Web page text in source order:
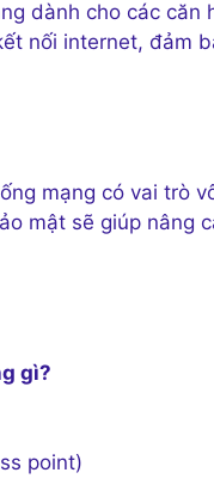
dành cho các căn
nối internet, đảm
mạng có vai trò
mật sẽ giúp nâng
gì?
point)